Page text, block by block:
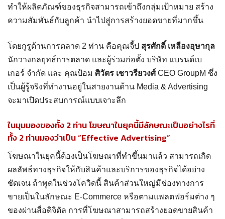
ทำให้ผลิตภัณฑ์ของธุรกิจสามารถเข้าถึงกลุ่มเป้าหมาย สร้าง
ความสัมพันธ์กับลูกค้า นำไปสู่การสร้างยอดขายที่มากขึ้น
โดยกูรูด้านการตลาด 2 ท่าน คือคุณจี้ป สุรศักดิ์ เหลืองอุษากุล
นักวางกลยุทธ์การตลาด และผู้ร่วมก่อตั้ง บริษัท แบรนด์เบ
เกอร์ จำกัด และ คุณป้อม ศิวัตร เชาวรียวงศ์CEO GroupM ซึ่ง
เป็นผู้รู้จริงที่ทำงานอยู่ในสายงานด้าน Media & Advertising
จะมาเปิดประสบการณ์แบบเจาะลึก
ในมุมมองของทั้ง 2 ท่าน โฆษณาในยุคนี้มีลักษณะเป็นอย่างไรที่
ทั้ง 2 ท่านมองว่าเป็น “Effective Advertising”
โฆษณาในยุคนี้ต้องเป็นโฆษณาที่ทำขึ้นมาแล้ว สามารถเกิด
ผลลัพธ์ทางธุรกิจให้กับสินค้าและบริการของธุรกิจได้อย่าง
ชัดเจน ถ้าพูดในช่วงโควิดนี้ สินค้าส่วนใหญ่มีช่องทางการ
ขายเป็นในลักษณะ E-Commerce หรือตามแพลตฟอร์มต่าง ๆ
ของผ่านสื่อดิจิตัล การที่โฆษณาสามารถสร้างยอดขายสินค้า